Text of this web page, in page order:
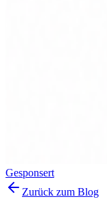
Gesponsert
Zurück zum Blog